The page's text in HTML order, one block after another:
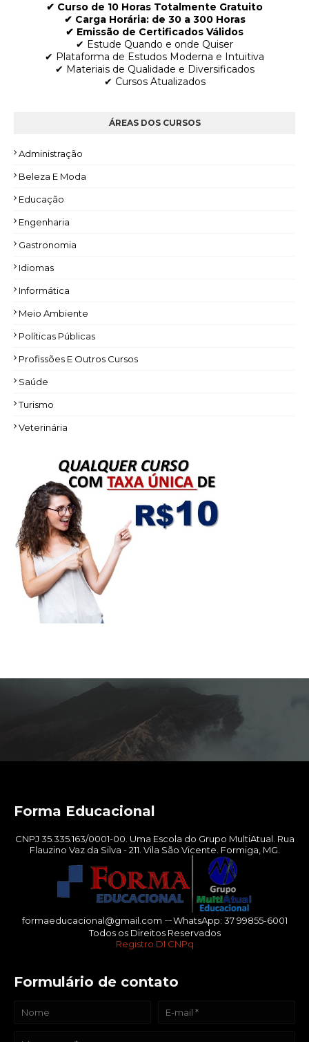
✔ Curso de 10 Horas Totalmente Gratuito
✔ Carga Horária: de 30 a 300 Horas
✔ Emissão de Certificados Válidos
✔ Estude Quando e onde Quiser
✔ Plataforma de Estudos Moderna e Intuitiva
✔ Materiais de Qualidade e Diversificados
✔ Cursos Atualizados
ÁREAS DOS CURSOS
Administração
Beleza E Moda
Educação
Engenharia
Gastronomia
Idiomas
Informática
Meio Ambiente
Políticas Públicas
Profissões E Outros Cursos
Saúde
Turismo
Veterinária
Forma Educacional
CNPJ 35.335.163/0001-00. Uma Escola do Grupo MultiAtual. Rua
Flauzino Vaz da Silva - 211. Vila São Vicente. Formiga, MG.
formaeducacional@gmail.com ㄧWhatsApp: 37 99855-6001
Todos os Direitos Reservados
Registro DI CNPq
Formulário de contato